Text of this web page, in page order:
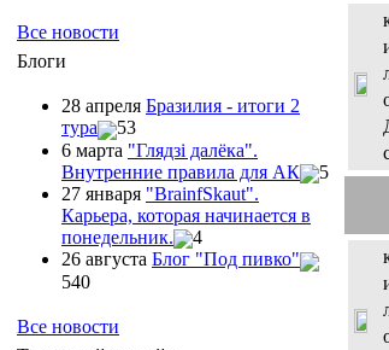
Все новости
Блоги
28 апреля Бразилия - итоги 2
тура
53
6 марта "Глядзi далёка".
Внутренние правила для АК
5
27 января "ВrainfSkaut".
Карьера, которая начинается в
понедельник.
4
26 августа Блог "Под пивко"
540
Все новости